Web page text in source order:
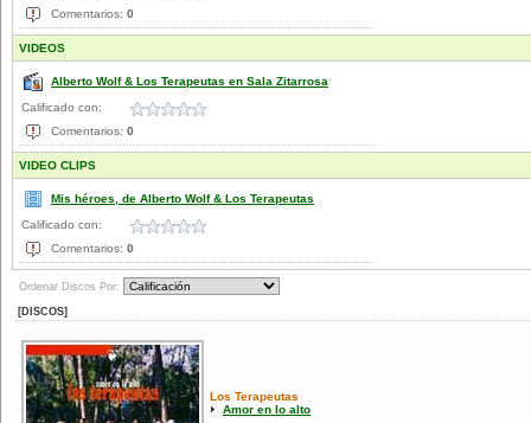
Comentarios: 0
VIDEOS
Alberto Wolf & Los Terapeutas en Sala Zitarrosa
Calificado con:
Comentarios: 0
VIDEO CLIPS
Mis héroes, de Alberto Wolf & Los Terapeutas
Calificado con:
Comentarios: 0
Ordenar Discos Por:
[DISCOS]
Los Terapeutas
Amor en lo alto